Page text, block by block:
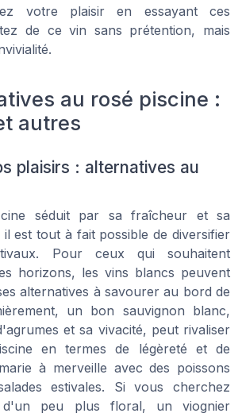
votre plaisir en essayant ces
de ce vin sans prétention, mais
au rosé piscine :
autres
plaisirs : alternatives au
séduit par sa fraîcheur et sa
il est tout à fait possible de diversifier
Pour ceux qui souhaitent
horizons, les vins blancs peuvent
alternatives à savourer au bord de
un bon sauvignon blanc,
et sa vivacité, peut rivaliser
en termes de légèreté et de
à merveille avec des poissons
estivales. Si vous cherchez
d'un peu plus floral, un viognier